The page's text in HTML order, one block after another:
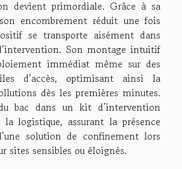
devient primordiale. Grâce à sa
encombrement réduit une fois
se transporte aisément dans
Son montage intuitif
immédiat même sur des
d’accès, optimisant ainsi la
dès les premières minutes.
bac dans un kit d’intervention
logistique, assurant la présence
solution de confinement lors
sites sensibles ou éloignés.